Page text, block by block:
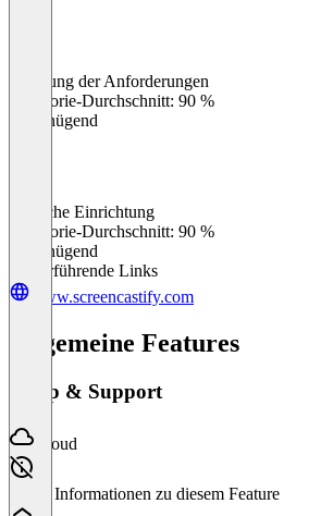
Erfüllung der Anforderungen
Kategorie-Durchschnitt: 90 %
Ungenügend
Einfache Einrichtung
Kategorie-Durchschnitt: 90 %
Ungenügend
Weiterführende Links
www.screencastify.com
Allgemeine Features
Setup & Support
Cloud
Keine Informationen zu diesem Feature